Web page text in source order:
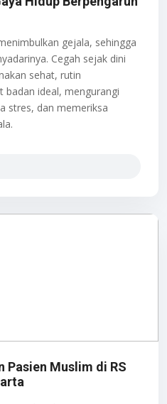
gejala, sehingga
Cegah sejak dini
sehat, rutin
badan ideal, mengurangi
stres, dan memeriksa
Pasien Muslim di RS